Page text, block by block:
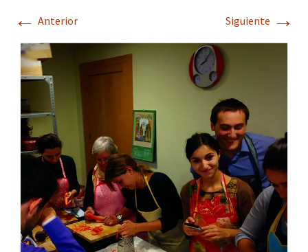
← Anterior Siguiente →